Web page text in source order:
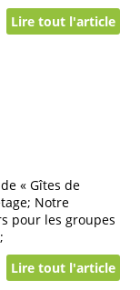
Lire tout l'article
« Gîtes de
Notre
pour les groupes
Lire tout l'article